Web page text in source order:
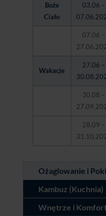
Boże
Ciało
03.06 –
07.06 –
Wakacje
27.06 –
30.08 –
28.09 –
Ożaglowanie i
Kambuz (Kuchnia)
Wnętrze i